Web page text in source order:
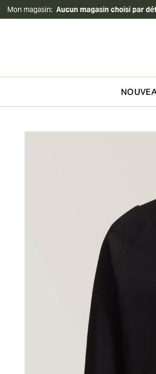
Mon magasin: Aucun magasin choisi par